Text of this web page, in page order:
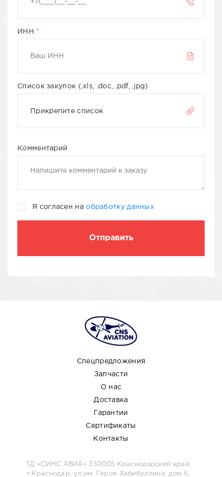
ИНН
Список закупок (.xls, .doc, .pdf, .jpg)
Прикрепите список
Комментарий
Я согласен наобработку данных
Спецпредложения
Запчасти
О нас
Доставка
Гарантии
Сертификаты
Контакты
ТД «СИНС АВИА» 350005 Краснодарский край,
г.Краснодар, ул.им. Героя Хабибуллина, дом 6,